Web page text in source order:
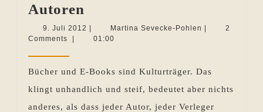
Autoren
Nationale
Bibliothek:
und
Autoren
9. Juli 2012 9.
Juli
| Martina Sevecke-Pohlen Martina
|
2
Comments
| 01:00
Bücher und E-Books sind Kulturträger. Das
klingt unhandlich und steif, bedeutet aber nichts
anderes, als dass jeder Autor, jeder Verleger